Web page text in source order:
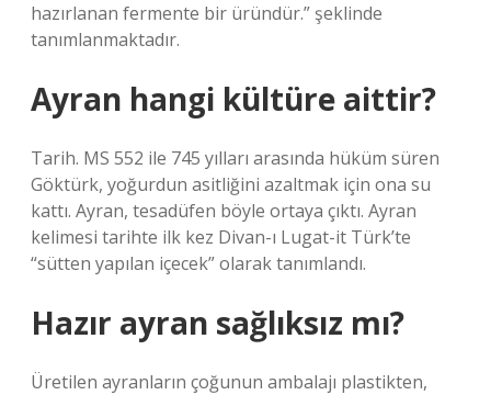
hazırlanan fermente bir üründür.” şeklinde
tanımlanmaktadır.
Ayran hangi kültüre aittir?
Tarih. MS 552 ile 745 yılları arasında hüküm süren
Göktürk, yoğurdun asitliğini azaltmak için ona su
kattı. Ayran, tesadüfen böyle ortaya çıktı. Ayran
kelimesi tarihte ilk kez Divan-ı Lugat-it Türk’te
“sütten yapılan içecek” olarak tanımlandı.
Hazır ayran sağlıksız mı?
Üretilen ayranların çoğunun ambalajı plastikten,